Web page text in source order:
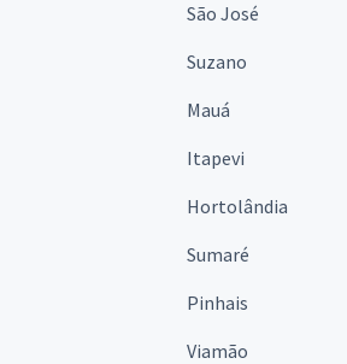
São José
Suzano
Mauá
Itapevi
Hortolândia
Sumaré
Pinhais
Viamão